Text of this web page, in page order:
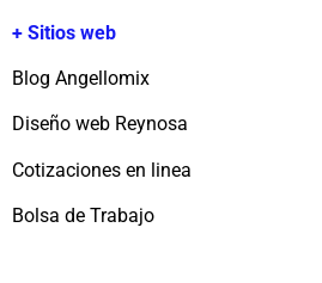
+ Sitios web
Blog Angellomix
Diseño web Reynosa
Cotizaciones en linea
Bolsa de Trabajo